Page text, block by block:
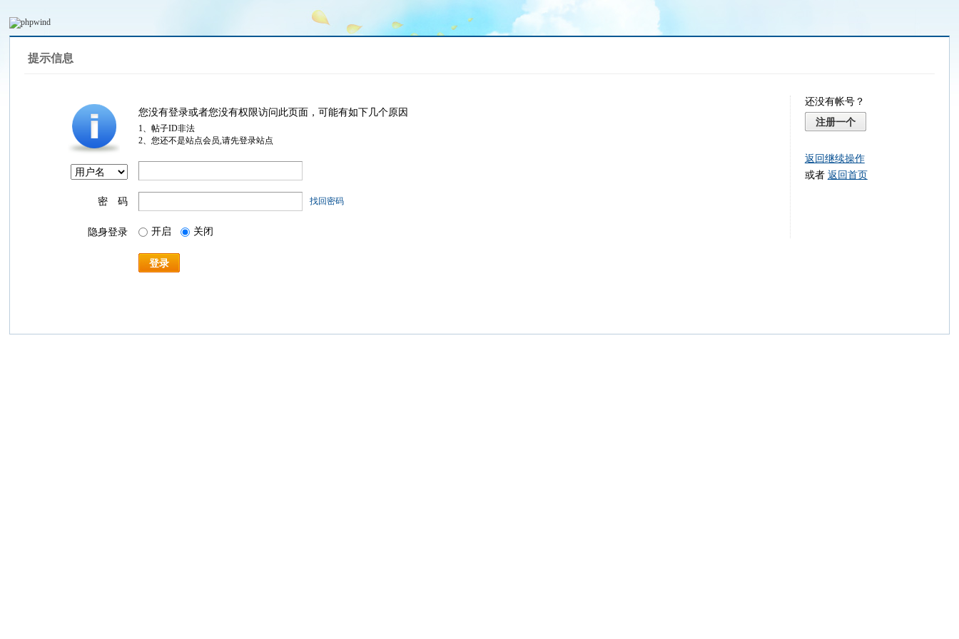
提示信息
您没有登录或者您没有权限访问此页面，可能有如下几个原因
1、帖子ID非法
2、您还不是站点会员,请先登录站点
密 码 找回密码
隐身登录 开启 关闭
登录
还没有帐号？
注册一个
返回继续操作
或者 返回首页